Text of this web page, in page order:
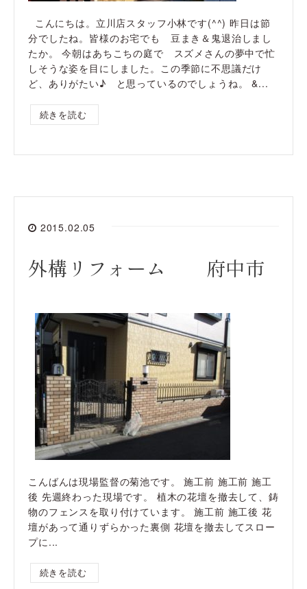
こんにちは。立川店スタッフ小林です(^^) 昨日は節
分でしたね。皆様のお宅でも 豆まき＆鬼退治しまし
たか。 今朝はあちこちの庭で スズメさんの夢中で忙
しそうな姿を目にしました。この季節に不思議だけ
ど、ありがたい♪ と思っているのでしょうね。 &...
続きを読む
2015.02.05
外構リフォーム 府中市
こんばんは現場監督の菊池です。 施工前 施工前 施工
後 先週終わった現場です。 植木の花壇を撤去して、鋳
物のフェンスを取り付けています。 施工前 施工後 花
壇があって通りずらかった裏側 花壇を撤去してスロー
プに...
続きを読む